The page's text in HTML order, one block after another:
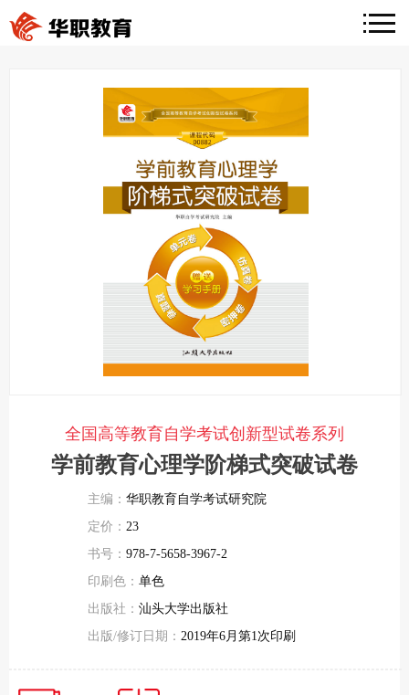
全国高等教育自学考试创新型试卷系列
学前教育心理学阶梯式突破试卷
主编： 华职教育自学考试研究院
定价： 23
书号： 978-7-5658-3967-2
印刷色： 单色
出版社： 汕头大学出版社
出版/修订日期： 2019年6月第1次印刷